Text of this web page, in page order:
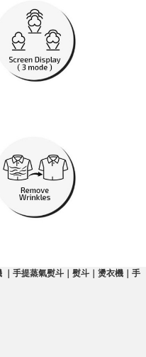
手提蒸氣熨斗｜熨斗｜燙衣機｜手